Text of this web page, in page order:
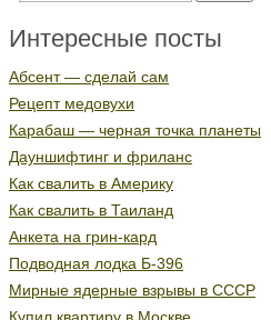
Интересные посты
Абсент — сделай сам
Рецепт медовухи
Карабаш — черная точка планеты
Дауншифтинг и фриланс
Как свалить в Америку
Как свалить в Таиланд
Анкета на грин-кард
Подводная лодка Б-396
Мирные ядерные взрывы в СССР